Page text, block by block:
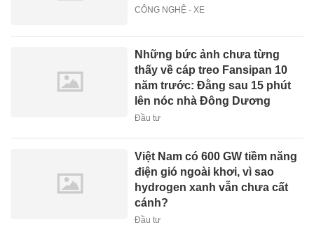
CÔNG NGHỆ - XE
Những bức ảnh chưa từng
thấy về cáp treo Fansipan 10
năm trước: Đằng sau 15 phút
lên nóc nhà Đông Dương
Đầu tư
Việt Nam có 600 GW tiềm năng
điện gió ngoài khơi, vì sao
hydrogen xanh vẫn chưa cất
cánh?
Đầu tư